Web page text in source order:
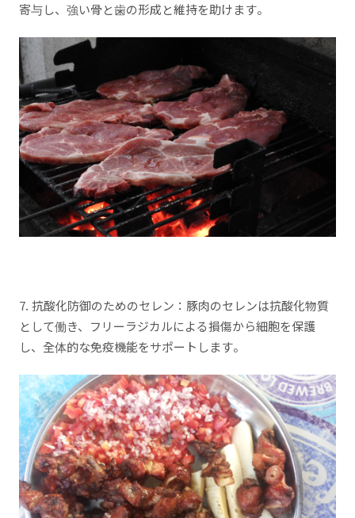
寄与し、強い骨と歯の形成と維持を助けます。
7. 抗酸化防御のためのセレン：豚肉のセレンは抗酸化物質
として働き、フリーラジカルによる損傷から細胞を保護
し、全体的な免疫機能をサポートします。